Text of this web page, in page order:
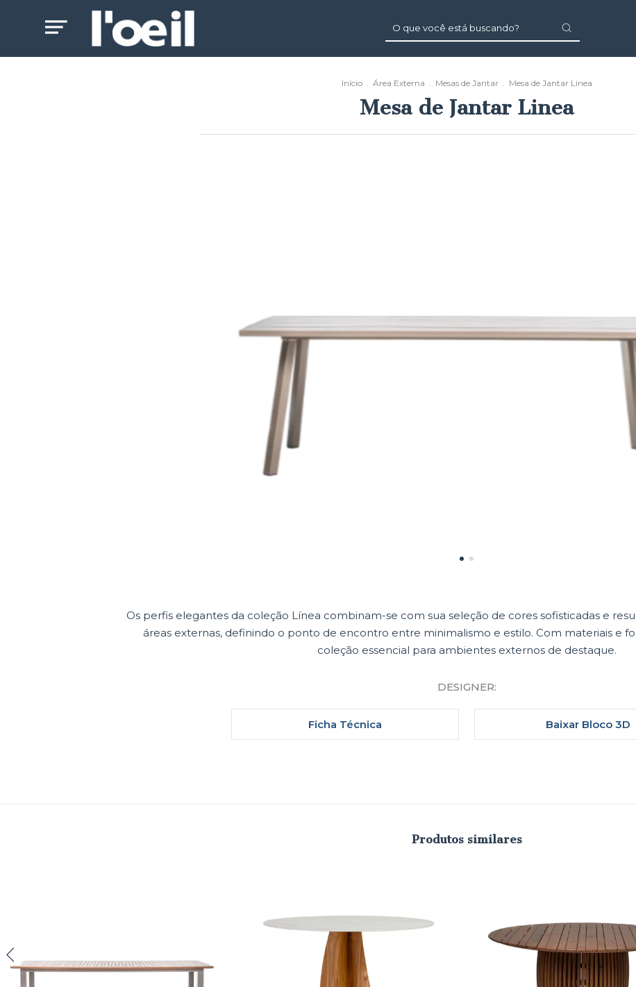
Início . Área Externa . Mesas de Jantar . Mesa de Jantar Linea
Mesa de Jantar Linea
Os perfis elegantes da coleção Línea combinam-se com sua seleção de cores sofisticadas e
áreas externas, definindo o ponto de encontro entre minimalismo e estilo. Com materiais e
coleção essencial para ambientes externos de destaque.
DESIGNER:
Ficha Técnica Baixar Bloco 3D
Produtos similares